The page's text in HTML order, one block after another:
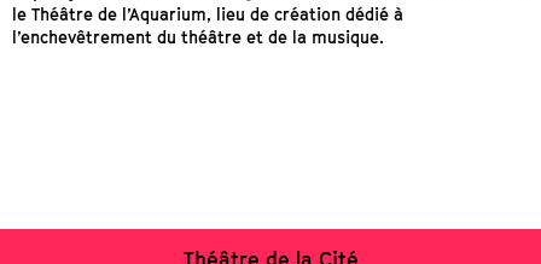
le Théâtre de l’Aquarium, lieu de création dédié à
l’enchevêtrement du théâtre et de la musique.
Théâtre de la Cité